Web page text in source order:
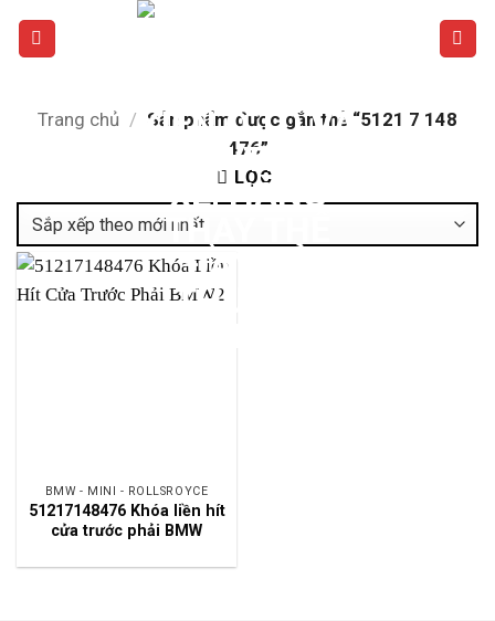
Trang chủ / Sản phẩm được gắn thẻ “5121 7 148
476”
LỌC
BMW - MINI - ROLLSROYCE
51217148476 Khóa liền hít
cửa trước phải BMW